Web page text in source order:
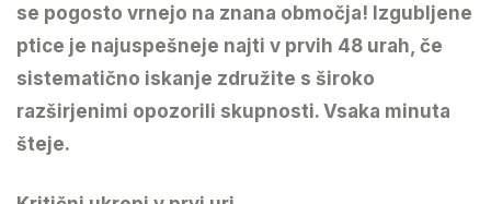
se pogosto vrnejo na znana območja! Izgubljene
ptice je najuspešneje najti v prvih 48 urah, če
sistematično iskanje združite s široko
razširjenimi opozorili skupnosti. Vsaka minuta
šteje.